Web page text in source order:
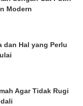
Modern
dan Hal yang Perlu
Agar Tidak Rugi